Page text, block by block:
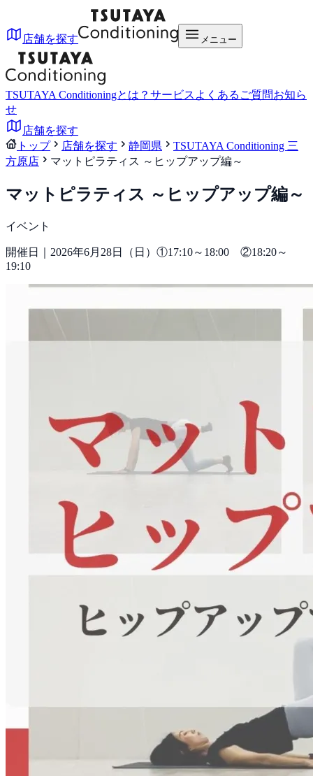
店舗を探す メニュー
TSUTAYA Conditioningとは？ サービス よくあるご質問お知ら
せ
店舗を探す
トップ
店舗を探す 静岡県
TSUTAYA Conditioning 三
方原店
マットピラティス ～ヒップアップ編～
マットピラティス ～ヒップアップ編～
イベント
開催日｜2026年6月28日（日）①17:10～18:00 ②18:20～
19:10